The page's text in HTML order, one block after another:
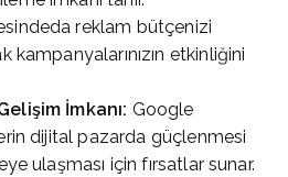
reklam bütçenizi
kampanyalarınızın etkinliğini
İmkanı: Google
dijital pazarda güçlenmesi
ulaşması için fırsatlar sunar.